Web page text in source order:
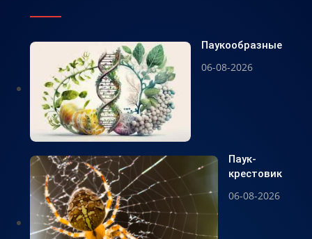
Паукообразные
06-08-2026
Паук-
крестовик
06-08-2026